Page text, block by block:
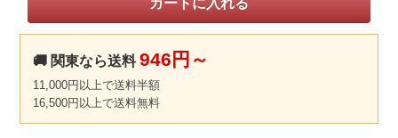
🚚 関東なら送料946円～
11,000円以上で送料半額
16,500円以上で送料無料